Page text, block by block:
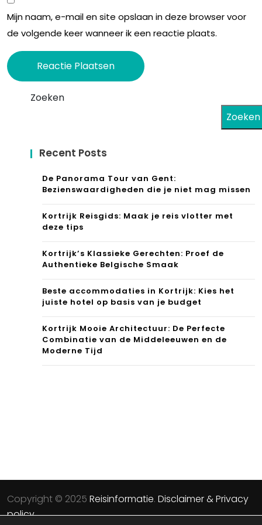
hot
els
Mijn naam, e-mail en site opslaan in deze browser voor
de volgende keer wanneer ik een reactie plaats.
Zoeken
Zoeken
Recent Posts
De Panorama Tour van Gent:
Bezienswaardigheden die je niet mag missen
Kortrijk Reisgids: Maak je reis vlotter met
deze tips
Kortrijk’s Klassieke Gerechten: Proef de
Authentieke Belgische Smaak
Beste accommodaties in Kortrijk: Kies het
juiste hotel op basis van je budget
Kortrijk Mooie Architectuur: De Perfecte
Combinatie van de Middeleeuwen en de
Moderne Tijd
Copyright © 2025 Reisinformatie. Disclaimer & Privacy
policy